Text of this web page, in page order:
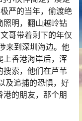
严的当年，偷渡绝
照明，翻山越岭钻
哥带着剩下的年仅
来到深圳海边。他
上香港海岸后，浑
搜索，他们在芦苇
及追捕的恐惧，好
的朋友，那个朋